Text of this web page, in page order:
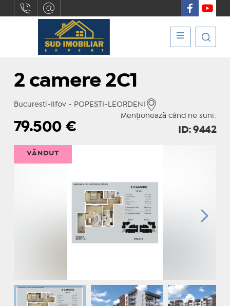
2 camere 2C1
Bucuresti-Ilfov - POPESTI-LEORDENI
Menționează când ne suni:
79.500€ ID: 9442
VÂNDUT